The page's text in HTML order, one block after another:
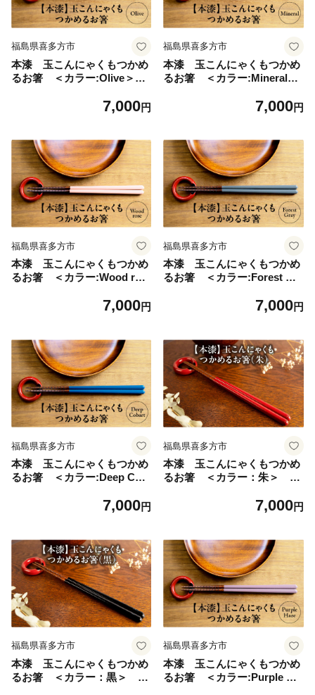
福島県喜多方市
本漆 玉こんにゃくもつかめ
るお箸 ＜カラー:Olive＞
7,000円
福島県喜多方市
本漆 玉こんにゃくもつかめ
るお箸 ＜カラー:Mineral
7,000円
福島県喜多方市
本漆 玉こんにゃくもつかめ
るお箸 ＜カラー:Wood ros
7,000円
福島県喜多方市
本漆 玉こんにゃくもつかめ
るお箸 ＜カラー:Forest Gr
7,000円
福島県喜多方市
本漆 玉こんにゃくもつかめ
るお箸 ＜カラー:Deep Cob
7,000円
福島県喜多方市
本漆 玉こんにゃくもつかめ
るお箸 ＜カラー：朱＞
7,000円
福島県喜多方市
本漆 玉こんにゃくもつかめ
るお箸 ＜カラー：黒＞
福島県喜多方市
本漆 玉こんにゃくもつかめ
るお箸 ＜カラー:Purple Ha